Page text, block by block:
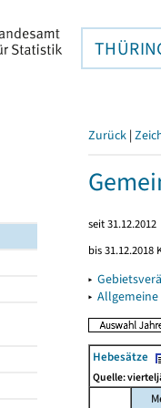
Zurück |
seit 31.12.2012
bis 31.12.2018
▸
▸
Hebesätze
Quelle: